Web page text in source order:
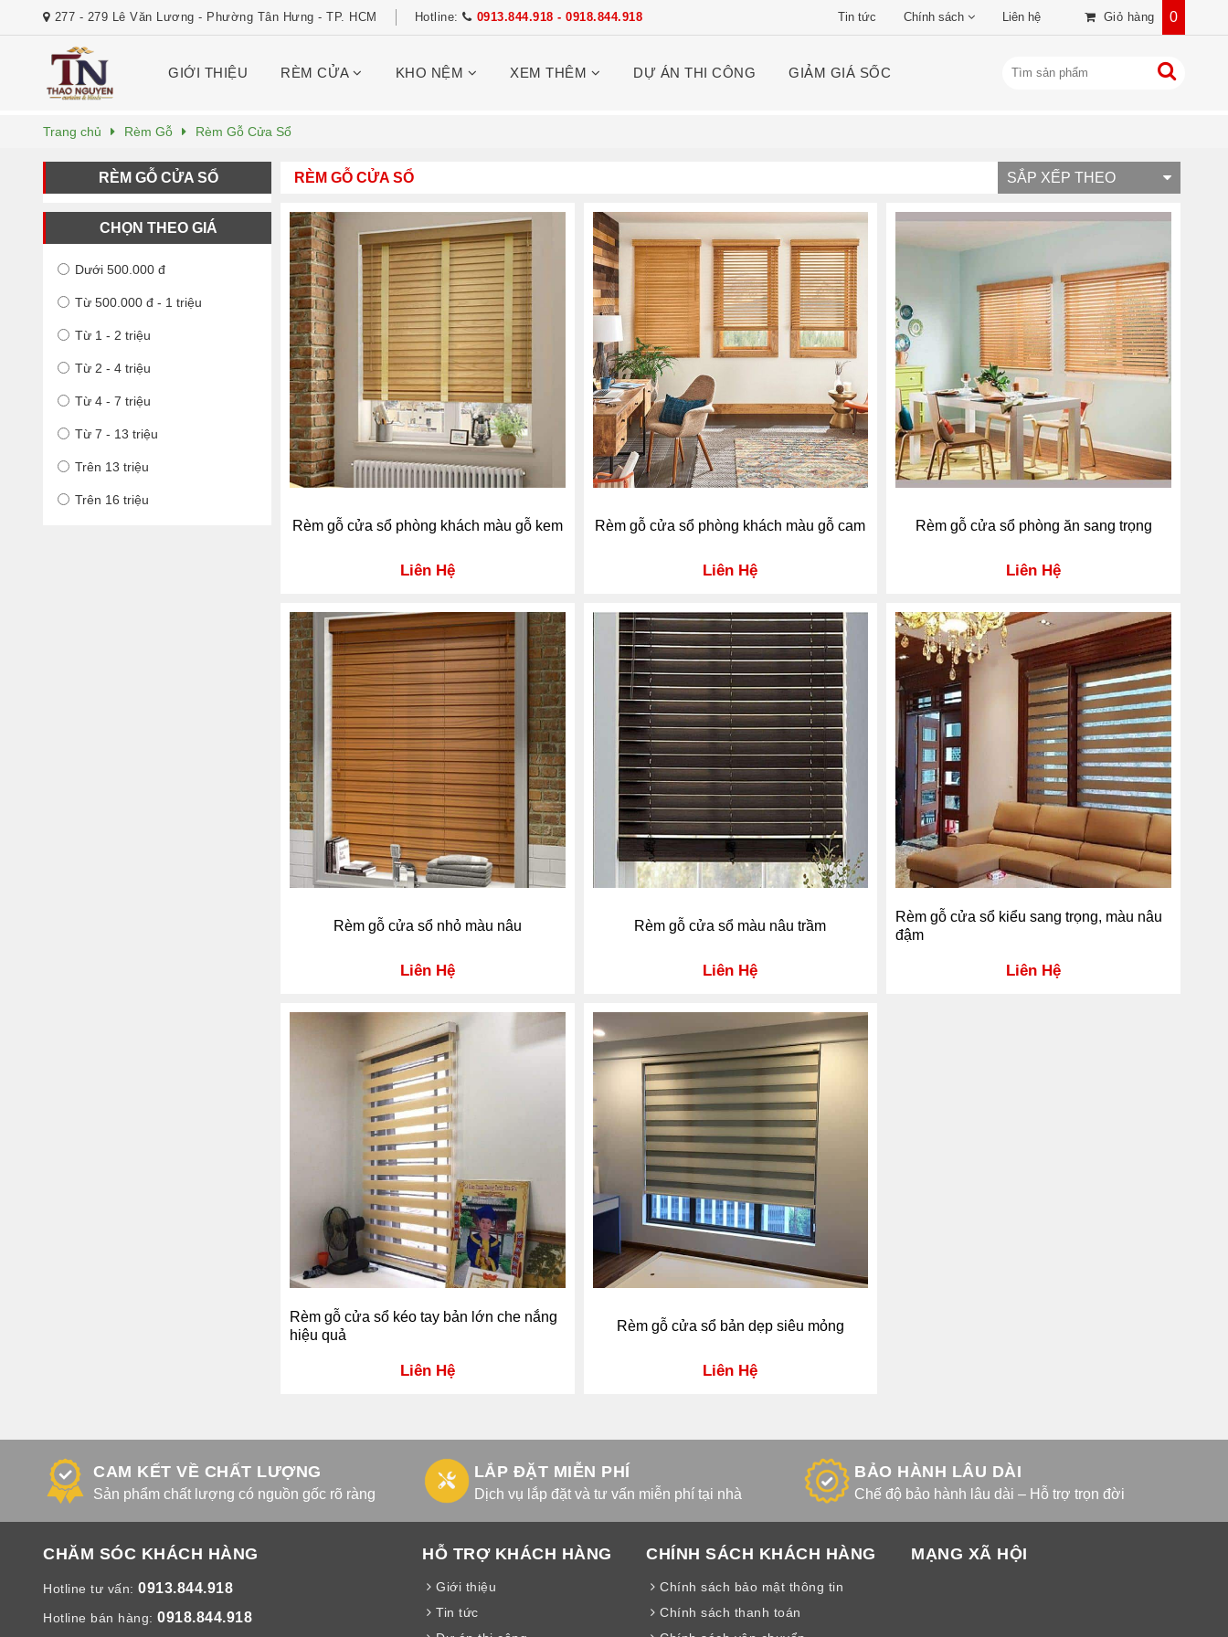
277 - 279 Lê Văn Lương - Phường Tân Hưng - TP. HCM Hotline: 0913.844.918 - 0918.844.918 Tin tức Chính sách Liên hệ Giỏ hàng 0
GIỚI THIỆU RÈM CỬA KHO NỆM XEM THÊM DỰ ÁN THI CÔNG GIẢM GIÁ SỐC
Trang chủ Rèm Gỗ Rèm Gỗ Cửa Sổ
RÈM GỖ CỬA SỔ
CHỌN THEO GIÁ
Dưới 500.000 đ
Từ 500.000 đ - 1 triệu
Từ 1 - 2 triệu
Từ 2 - 4 triệu
Từ 4 - 7 triệu
Từ 7 - 13 triệu
Trên 13 triệu
Trên 16 triệu
RÈM GỖ CỬA SỔ SẮP XẾP THEO
Rèm gỗ cửa sổ phòng khách màu gỗ kem
Liên Hệ
Rèm gỗ cửa sổ phòng khách màu gỗ cam
Liên Hệ
Rèm gỗ cửa sổ phòng ăn sang trọng
Liên Hệ
Rèm gỗ cửa sổ nhỏ màu nâu
Liên Hệ
Rèm gỗ cửa sổ màu nâu trầm
Liên Hệ
Rèm gỗ cửa sổ kiểu sang trọng, màu nâu
đậm
Liên Hệ
Rèm gỗ cửa sổ kéo tay bản lớn che nắng
hiệu quả
Liên Hệ
Rèm gỗ cửa sổ bản dẹp siêu mỏng
Liên Hệ
CAM KẾT VỀ CHẤT LƯỢNG
Sản phẩm chất lượng có nguồn gốc rõ ràng
LẮP ĐẶT MIỄN PHÍ
Dịch vụ lắp đặt và tư vấn miễn phí tại nhà
BẢO HÀNH LÂU DÀI
Chế độ bảo hành lâu dài – Hỗ trợ trọn đời
CHĂM SÓC KHÁCH HÀNG
Hotline tư vấn: 0913.844.918
Hotline bán hàng: 0918.844.918
HỖ TRỢ KHÁCH HÀNG
Giới thiệu
Tin tức
CHÍNH SÁCH KHÁCH HÀNG
Chính sách bảo mật thông tin
Chính sách thanh toán
MẠNG XÃ HỘI